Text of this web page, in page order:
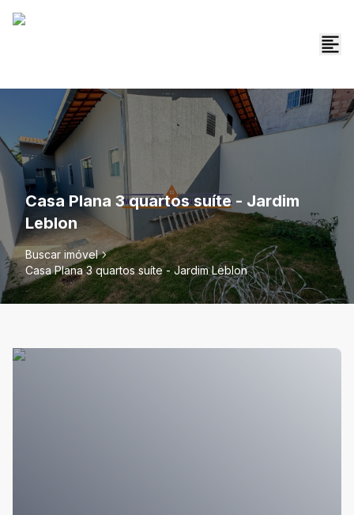
Casa Plana 3 quartos suíte - Jardim
Leblon
Buscar imóvel
Casa Plana 3 quartos suíte - Jardim Leblon